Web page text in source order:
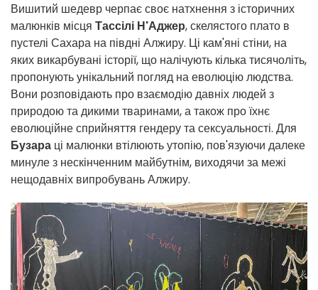
Вишитий шедевр черпає своє натхнення з історичних
малюнків місця Тассілі Н'Аджер, скелястого плато в
пустелі Сахара на півдні Алжиру. Ці кам'яні стіни, на
яких викарбувані історії, що налічують кілька тисячоліть,
пропонують унікальний погляд на еволюцію людства.
Вони розповідають про взаємодію давніх людей з
природою та дикими тваринами, а також про їхнє
еволюційне сприйняття гендеру та сексуальності. Для
Бузара ці малюнки втілюють утопію, пов'язуючи далеке
минуле з нескінченним майбутнім, виходячи за межі
нещодавніх випробувань Алжиру.